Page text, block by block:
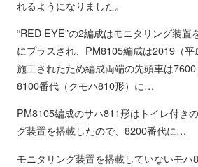
れるようになりました。
“RED EYE”の2編成はモニタリング装置
にプラスされ、PM8105編成は2019（
施工されたため編成両端の先頭車は
8100番代（クモハ810形）に…
PM8105編成のサハ811形はトイレ付き
グ装置を搭載したので、8200番代に…
モニタリング装置を搭載していないモ